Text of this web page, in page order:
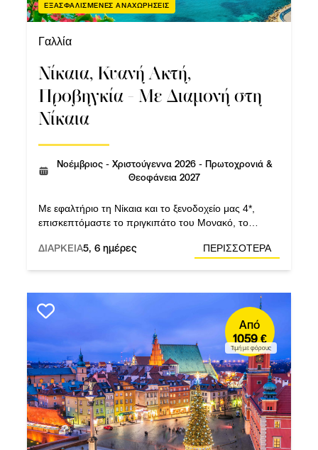
ΕΞΑΣΦΑΛΙΣΜΕΝΕΣ ΑΝΑΧΩΡΗΣΕΙΣ
Γαλλία
Νίκαια, Κυανή Ακτή,
Προβηγκία - Με Διαμονή στη
Νίκαια
Νοέμβριος - Χριστούγεννα 2026 - Πρωτοχρονιά &
Θεοφάνεια 2027
Με εφαλτήριο τη Νίκαια και το ξενοδοχείο μας 4*,
επισκεπτόμαστε το πριγκιπάτο του Μονακό, το
ΜΕ: Έμπειρο αρχηγό σε όλη τη διάρκεια του ταξιδιού,
ΔΙΑΡΚΕΙΑ5, 6 ημέρες ΠΕΡΙΣΣΟΤΕΡΑ
Από
1059 €
Τιμή με φόρους